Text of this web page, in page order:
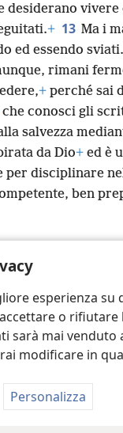
esperienza
o
sarà mai venduto
modificare in
Personalizza
desiderano vivere
+ 13 Ma i
ed essendo sviati.
rimani
+ perché sai
che conosci gli
salvezza
da Dio+ ed è
per disciplinare
ben
© 2026 Watch Tower Bible